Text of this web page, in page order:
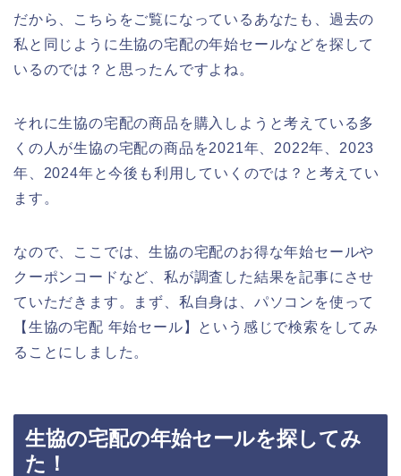
だから、こちらをご覧になっているあなたも、過去の
私と同じように生協の宅配の年始セールなどを探して
いるのでは？と思ったんですよね。
それに生協の宅配の商品を購入しようと考えている多
くの人が生協の宅配の商品を2021年、2022年、2023
年、2024年と今後も利用していくのでは？と考えてい
ます。
なので、ここでは、生協の宅配のお得な年始セールや
クーポンコードなど、私が調査した結果を記事にさせ
ていただきます。まず、私自身は、パソコンを使って
【生協の宅配 年始セール】という感じで検索をしてみ
ることにしました。
生協の宅配の年始セールを探してみ
た！